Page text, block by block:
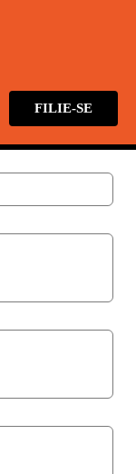
FILIE-SE